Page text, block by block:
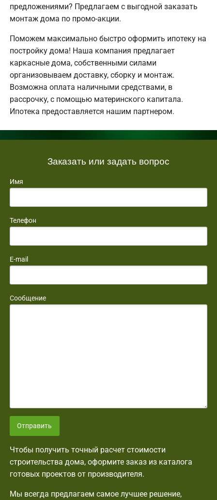
предложениями? Предлагаем с выгодной заказать
монтаж дома по промо-акции.
Поможем максимально быстро оформить ипотеку на
постройку дома! Наша компания предлагает
каркасные дома, собственными силами
организовываем доставку, сборку и монтаж.
Возможна оплата наличными средствами, в
рассрочку, с помощью материнского капитала.
Ипотека предоставляется нашим партнером.
Заказать или задать вопрос
Имя
Телефон
E-mail
Сообщение
Отправить
Чтобы получить точный расчет стоимости
строительства дома, оформите заказ из каталога
готовых проектов от производителя.
Мы всегда предлагаем самое лучшее решение,